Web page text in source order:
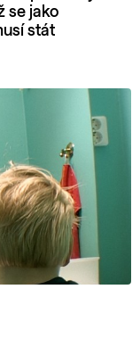
se jako
stát